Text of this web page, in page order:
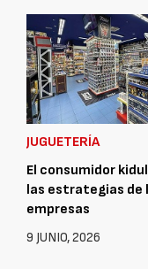
JUGUETERÍA
El consumidor
las estrategias de
empresas
9 JUNIO, 2026